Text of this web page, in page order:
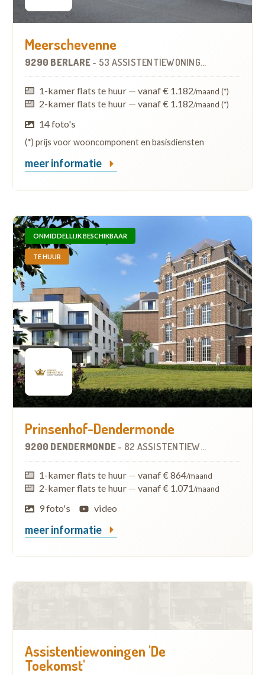
Meerschevenne
9290 BERLARE - 53 ASSISTENTIEWONINGEN
1-kamer flats te huur — vanaf € 1.182/maand (*)
2-kamer flats te huur — vanaf € 1.182/maand (*)
14 foto's
(*) prijs voor wooncomponent en basisdiensten
meer informatie
ONMIDDELLIJK BESCHIKBAAR
TE HUUR
Prinsenhof-Dendermonde
9200 DENDERMONDE - 82 ASSISTENTIEWONINGEN
1-kamer flats te huur — vanaf € 864/maand
2-kamer flats te huur — vanaf € 1.071/maand
9 foto's video
meer informatie
Assistentiewoningen 'De
Toekomst'